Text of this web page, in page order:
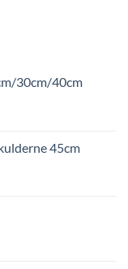
30cm/40cm
45cm